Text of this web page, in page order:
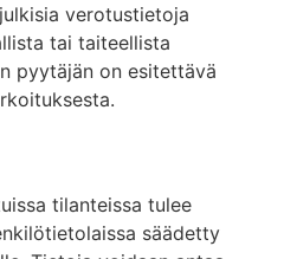
verotustietoja
tai taiteellista
pyytäjän on esitettävä
tilanteissa tulee
säädetty